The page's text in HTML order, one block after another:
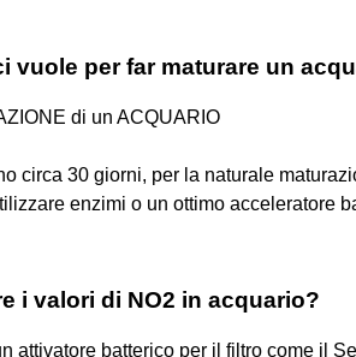
vuole per far maturare un
di un ACQUARIO
circa 30 giorni, per la naturale
enzimi o un ottimo acceleratore
i valori di NO2 in acquario?
attivatore batterico per il filtro come il